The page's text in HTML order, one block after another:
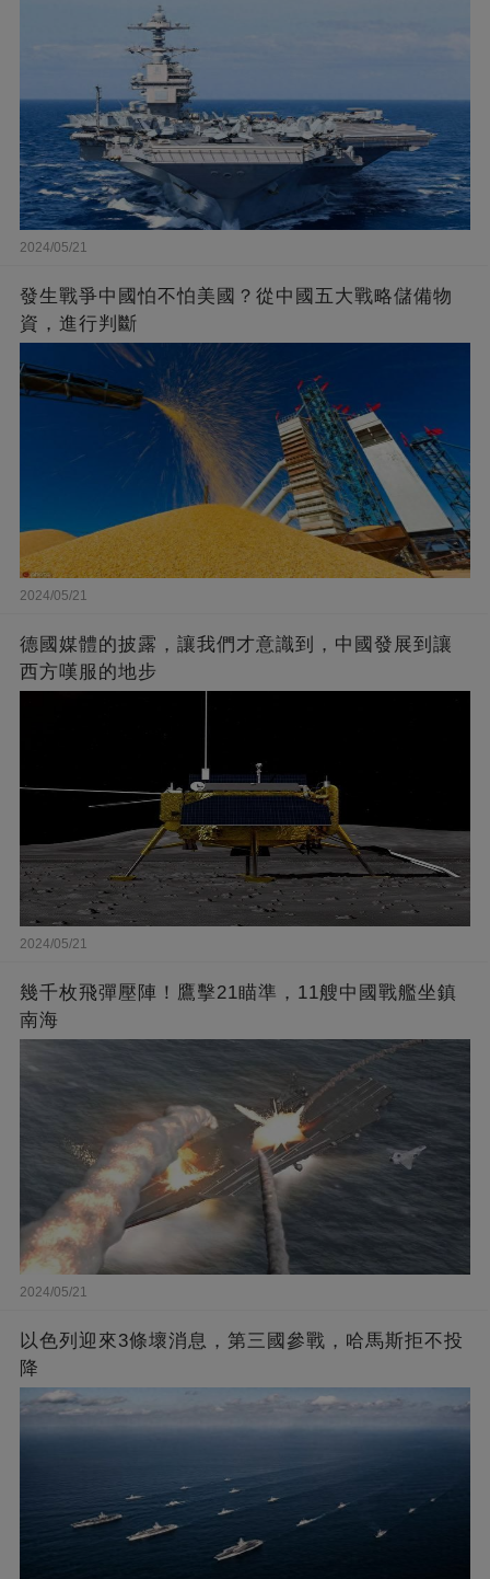
2024/05/21
發生戰爭中國怕不怕美國？從中國五大戰略儲備物
資，進行判斷
2024/05/21
德國媒體的披露，讓我們才意識到，中國發展到讓
西方嘆服的地步
2024/05/21
幾千枚飛彈壓陣！鷹擊21瞄準，11艘中國戰艦坐鎮
南海
2024/05/21
以色列迎來3條壞消息，第三國參戰，哈馬斯拒不投
降